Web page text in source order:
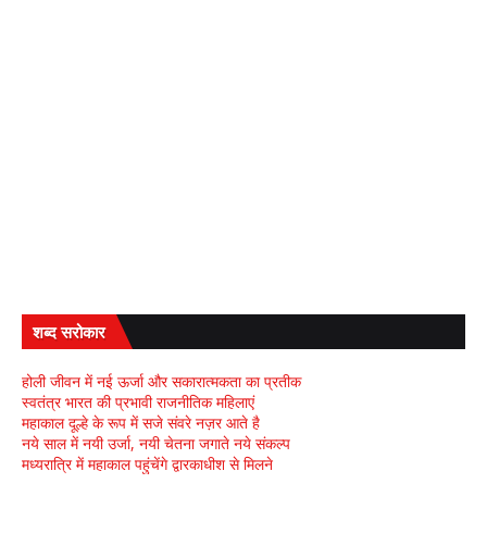
शब्द सरोकार
होली जीवन में नई ऊर्जा और सकारात्मकता का प्रतीक
स्वतंत्र भारत की प्रभावी राजनीतिक महिलाएं
महाकाल दूल्हे के रूप में सजे संवरे नज़र आते है
नये साल में नयी उर्जा, नयी चेतना जगाते नये संकल्प
मध्यरात्रि में महाकाल पहुंचेंगे द्वारकाधीश से मिलने